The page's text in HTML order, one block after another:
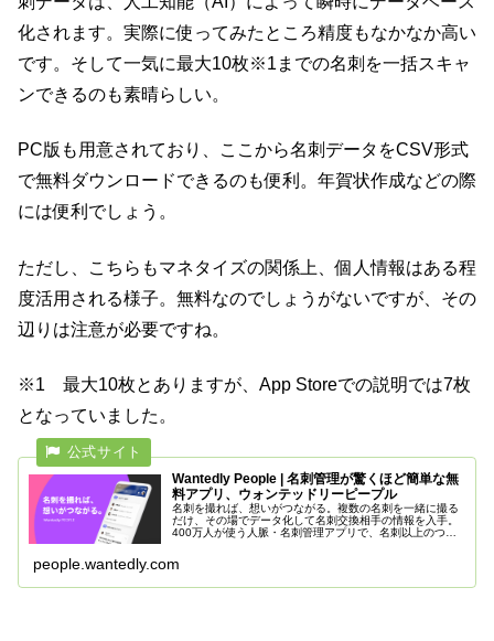
化されます。実際に使ってみたところ精度もなかなか高い
です。そして一気に最大10枚※1までの名刺を一括スキャ
ンできるのも素晴らしい。
PC版も用意されており、ここから名刺データをCSV形式
で無料ダウンロードできるのも便利。年賀状作成などの際
には便利でしょう。
ただし、こちらもマネタイズの関係上、個人情報はある程
度活用される様子。無料なのでしょうがないですが、その
辺りは注意が必要ですね。
※1 最大10枚とありますが、App Storeでの説明では7枚
となっていました。
Wantedly People | 名刺管理が驚くほど簡単な無
料アプリ、ウォンテッドリーピープル
名刺を撮れば、想いがつながる。複数の名刺を一緒に撮る
だけ、その場でデータ化して名刺交換相手の情報を入手。
400万人が使う人脈・名刺管理アプリで、名刺以上のつな
people.wantedly.com